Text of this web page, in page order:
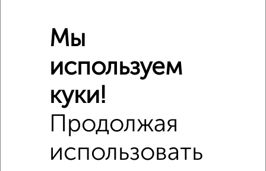
Расположение, инфраструктура рядом
Продукты
Банкоматы
Аптеки
Мы
используем
куки!
Продолжая
использовать